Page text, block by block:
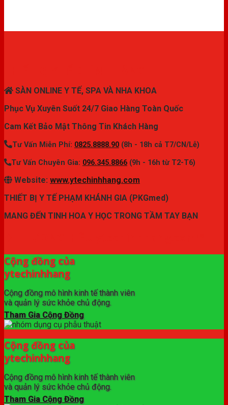
SÀN ONLINE Y TẾ, SPA VÀ NHA KHOA
Phục Vụ Xuyên Suốt 24/7 Giao Hàng Toàn Quốc
Cam Kết Bảo Mật Thông Tin Khách Hàng
Tư Vấn Miễn Phí: 0825.8888.90 (8h - 18h cả T7/CN/Lễ)
Tư Vấn Chuyên Gia: 096.345.8866 (9h - 16h từ T2-T6)
Website: www.ytechinhhang.com
THIẾT BỊ Y TẾ PHẠM KHÁNH GIA (PKGmed)
MANG ĐẾN TINH HOA Y HỌC TRONG TẦM TAY BẠN
Cộng đồng của
ytechinhhang
Cộng đồng mô hình kinh tế thành viên
và quản lý sức khỏe chủ động.
Tham Gia Cộng Đồng
Cộng đồng của
ytechinhhang
Cộng đồng mô hình kinh tế thành viên
và quản lý sức khỏe chủ động.
Tham Gia Cộng Đồng